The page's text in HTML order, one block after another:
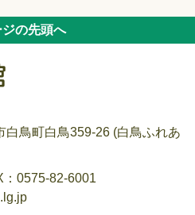
の先頭へ
鳥町白鳥359-26 (白鳥ふれあ
0575-82-6001